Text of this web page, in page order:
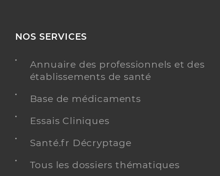
NOS SERVICES
Annuaire des professionnels et des
établissements de santé
Base de médicaments
Essais Cliniques
Santé.fr Décryptage
Tous les dossiers thématiques